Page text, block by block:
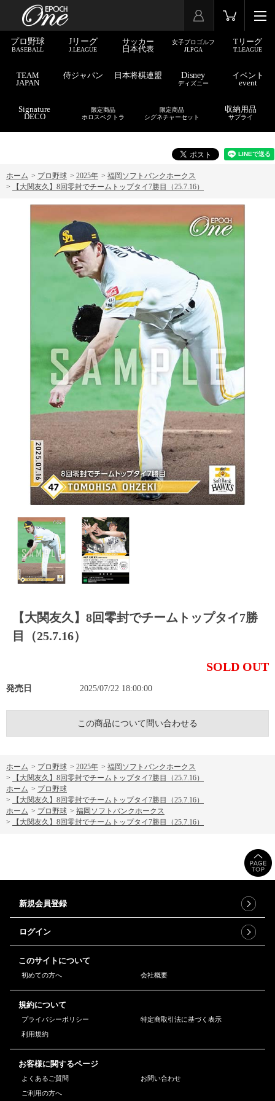
プロ野球
BASEBALL
Jリーグ
J.LEAGUE
サッカー
日本代表
女子プロゴルフ
JLPGA
Tリーグ
T.LEAGUE
TEAM
JAPAN
侍ジャパン 日本将棋連盟 Disney
ディズニー
イベント
event
Signature
DECO
限定商品
ホロスペクトラ
限定商品
シグネチャーセット
収納用品
サプライ
ホーム > プロ野球 > 2025年 > 福岡ソフトバンクホークス
>
【大関友久】8回零封でチームトップタイ7勝目（25.7.16）
【大関友久】8回零封でチームトップタイ7勝
目（25.7.16）
SOLD OUT
発売日 2025/07/22 18:00:00
この商品について問い合わせる
ホーム > プロ野球 > 2025年 > 福岡ソフトバンクホークス
>
【大関友久】8回零封でチームトップタイ7勝目（25.7.16）
ホーム > プロ野球
>
【大関友久】8回零封でチームトップタイ7勝目（25.7.16）
ホーム > プロ野球 > 福岡ソフトバンクホークス
>
【大関友久】8回零封でチームトップタイ7勝目（25.7.16）
新規会員登録
ログイン
このサイトについて
初めての方へ 会社概要
規約について
プライバシーポリシー
特定商取引法に基づく表示
利用規約
お客様に関するページ
よくあるご質問
お問い合わせ
ご利用の方へ